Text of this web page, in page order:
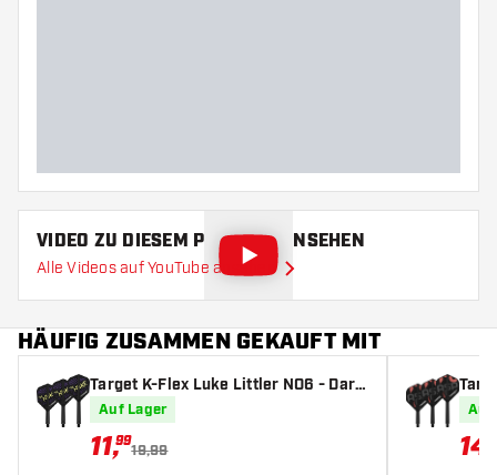
VIDEO ZU DIESEM PRODUKT ANSEHEN
Alle Videos auf YouTube ansehen
HÄUFIG ZUSAMMEN GEKAUFT MIT
Target K-Flex Luke Littler NO6 - Dart
Flights
Auf Lager
11,99
19,99
Auf
14